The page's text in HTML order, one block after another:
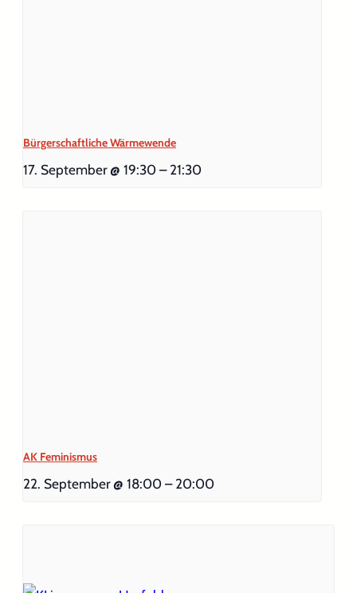
Bürgerschaftliche Wärmewende
17. September @ 19:30 – 21:30
AK Feminismus
22. September @ 18:00 – 20:00